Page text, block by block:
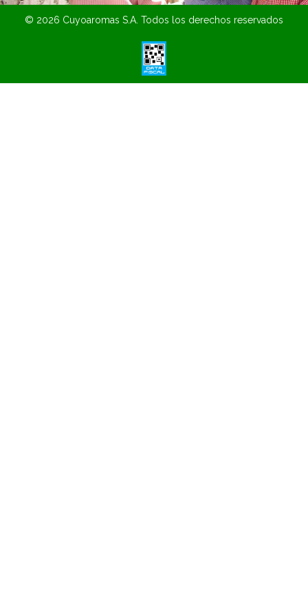
© 2026 Cuyoaromas S.A. Todos los derechos reservados